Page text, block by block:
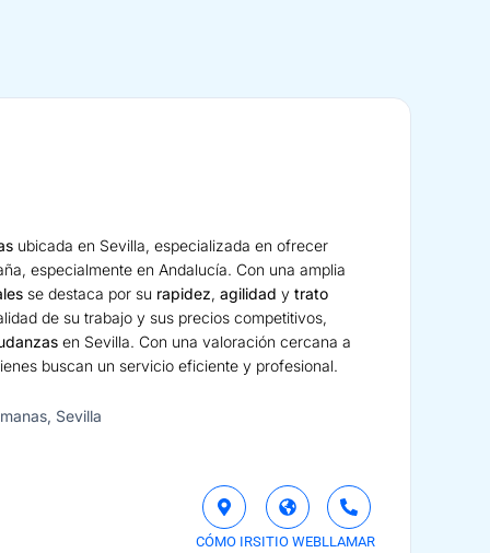
ubicada en Sevilla, especializada en ofrecer
especialmente en Andalucía. Con una amplia
se destaca por su rapidez,agilidad ytrato
de su trabajo y sus precios competitivos,
en Sevilla. Con una valoración cercana a
buscan un servicio eficiente y profesional.
Sevilla
CÓMO IRSITIO WEBLLAMAR